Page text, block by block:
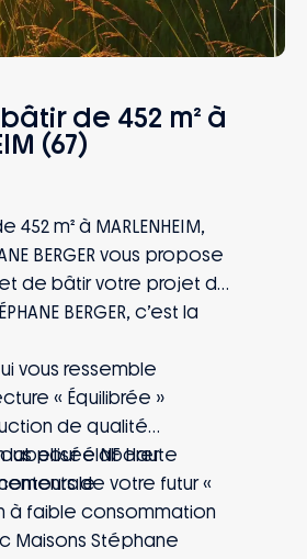
de 452 m² à
(67)
m² à MARLENHEIM,
BERGER vous propose
de bâtir votre projet de
BERGER, c’est la
vous ressemble
« Équilibrée »
de qualité
labellisée NF Haute
à faible consommation
pour élaborer
de votre futur «
Maisons Stéphane